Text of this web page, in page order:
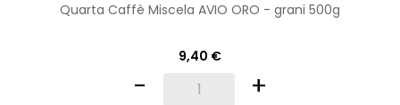
Quarta Caffè Miscela AVIO ORO - grani 500g
9,40 €
- +